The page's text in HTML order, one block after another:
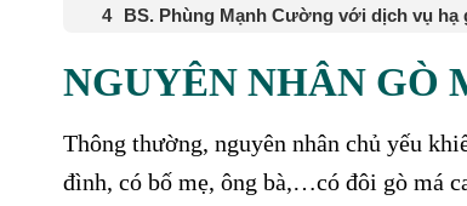
BS. Phùng Mạnh Cường với dịch vụ hạ
NGUYÊN NHÂN GÒ
Thông thường, nguyên nhân chủ yếu
đình, có bố mẹ, ông bà,…có đôi gò má